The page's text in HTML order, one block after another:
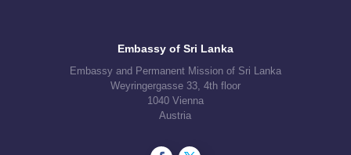
Embassy of Sri Lanka
Embassy and Permanent Mission of Sri Lanka
Weyringergasse 33, 4th floor
1040 Vienna
Austria